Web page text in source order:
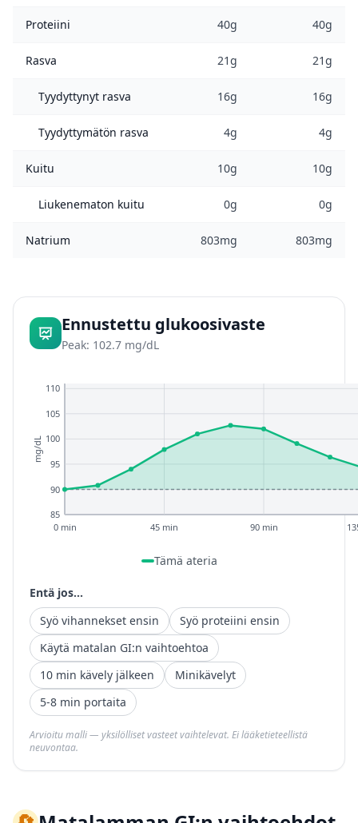
Proteiini 40g 40g
Rasva 21g 21g
Tyydyttynyt rasva 16g 16g
Tyydyttymätön rasva 4g 4g
Kuitu 10g 10g
Liukenematon kuitu 0g 0g
Natrium 803mg 803mg
Ennustettu glukoosivaste
Peak: 102.7 mg/dL
85
90
95
100
105
110
0 min 45 min 90 min
mg/dL
Tämä ateria
Entä jos...
Syö vihannekset ensin
Syö proteiini ensin
Käytä matalan GI:n vaihtoehtoa
10 min kävely jälkeen
Minikävelyt
5-8 min portaita
Arvioitu malli — yksilölliset vasteet vaihtelevat. Ei lääketieteellistä
neuvontaa.